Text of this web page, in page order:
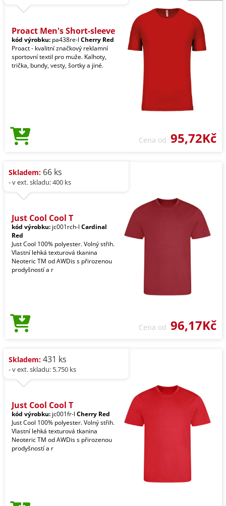
Proact Men's Short-sleeve
kód výrobku: pa438re-l Cherry Red
Proact - kvalitní značkový reklamní
sportovní textil pro muže. Kalhoty,
trička, bundy, vesty, šortky a jiné.
Cena od 95,72Kč
Skladem: 66 ks
- v ext. skladu: 400 ks
Just Cool Cool T
kód výrobku: jc001rch-l Cardinal
Red
Just Cool 100% polyester. Volný střih.
Vlastní lehká texturová tkanina
Neoteric TM od AWDis s přirozenou
prodyšností a r
Cena od 96,17Kč
Skladem: 431 ks
- v ext. skladu: 5.750 ks
Just Cool Cool T
kód výrobku: jc001fr-l Cherry Red
Just Cool 100% polyester. Volný střih.
Vlastní lehká texturová tkanina
Neoteric TM od AWDis s přirozenou
prodyšností a r